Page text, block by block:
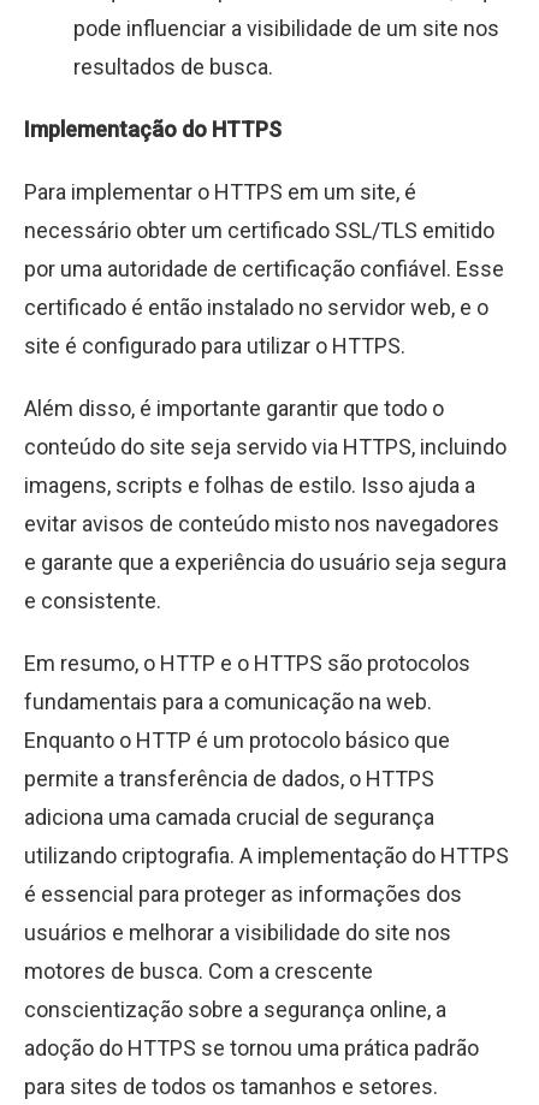
pode influenciar a visibilidade de um site nos
resultados de busca.
Implementação do HTTPS
Para implementar o HTTPS em um site, é
necessário obter um certificado SSL/TLS emitido
por uma autoridade de certificação confiável. Esse
certificado é então instalado no servidor web, e o
site é configurado para utilizar o HTTPS.
Além disso, é importante garantir que todo o
conteúdo do site seja servido via HTTPS, incluindo
imagens, scripts e folhas de estilo. Isso ajuda a
evitar avisos de conteúdo misto nos navegadores
e garante que a experiência do usuário seja segura
e consistente.
Em resumo, o HTTP e o HTTPS são protocolos
fundamentais para a comunicação na web.
Enquanto o HTTP é um protocolo básico que
permite a transferência de dados, o HTTPS
adiciona uma camada crucial de segurança
utilizando criptografia. A implementação do HTTPS
é essencial para proteger as informações dos
usuários e melhorar a visibilidade do site nos
motores de busca. Com a crescente
conscientização sobre a segurança online, a
adoção do HTTPS se tornou uma prática padrão
para sites de todos os tamanhos e setores.